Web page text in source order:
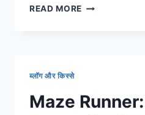
READ MORE BADHAAI
सीन
सच
ब्लॉग और किस्से
Maze